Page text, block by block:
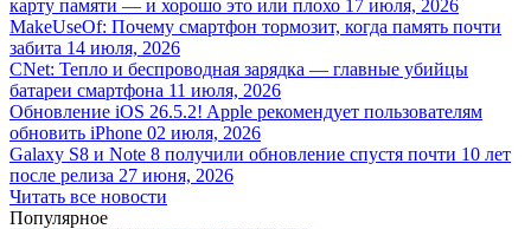
карту памяти — и хорошо это или плохо 17 июля, 2026
MakeUseOf: Почему смартфон тормозит, когда память почти
забита 14 июля, 2026
CNet: Тепло и беспроводная зарядка — главные убийцы
батареи смартфона 11 июля, 2026
Обновление iOS 26.5.2! Apple рекомендует пользователям
обновить iPhone 02 июля, 2026
Galaxy S8 и Note 8 получили обновление спустя почти 10 лет
после релиза 27 июня, 2026
Читать все новости
Популярное